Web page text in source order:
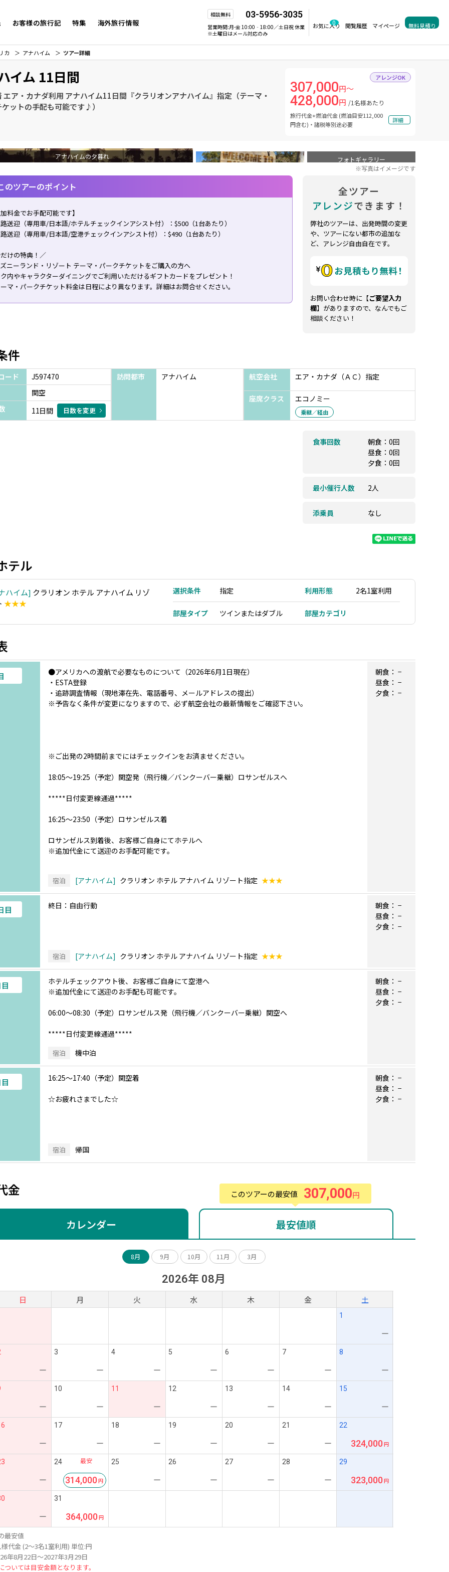
お客様の旅行記 特集 海外旅行情報
相談無料 03-5956-3035
営業時間:月-金 10:00‐18:00／土日祝 休業
※土曜日はメール対応のみ
お気に入り
0 閲覧履歴 マイページ 無料見積り
カ アナハイム ツアー詳細
イム 11日間
エア・カナダ利用 アナハイム11日間『クラリオンアナハイム』指定（テーマ・
ットの手配も可能です♪）
アレンジOK
307,000円～
428,000円 /1名様あたり
旅行代金+燃油代金 (燃油目安112,000
円含む)・諸税等別途必要
詳細
アナハイムの夕暮れ
フォトギャラリー
※写真はイメージです
のツアーのポイント
料金でお手配可能です】
送迎（専用車/日本語/ホテルチェックインアシスト付）：$500（1台あたり）
送迎（専用車/日本語/空港チェックインアシスト付）：$490（1台あたり）
けの特典！／
ニーランド・リゾート テーマ・パークチケットをご購入の方へ
内やキャラクターダイニングでご利用いただけるギフトカードをプレゼント！
マ・パークチケット料金は日程により異なります。詳細はお問合せください。
全ツアー
アレンジできます！
弊社のツアーは、出発時間の変更
や、ツアーにない都市の追加な
ど、アレンジ自由自在です。
お問い合わせ時に【ご要望入力
欄】がありますので、なんでもご
相談ください！
件
ード
J597470
関空
11日間 日数を変更
訪問都市 アナハイム 航空会社 エア・カナダ（ＡＣ）指定
座席クラス エコノミー
乗継／経由
食事回数
朝食：0回
昼食：0回
夕食：0回
最小催行人数 2人
添乗員 なし
テル
ハイム クラリオン ホテル アナハイム リゾ
★★★
選択条件 指定 利用形態 2名1室利用
部屋タイプ ツインまたはダブル 部屋カテゴリ
●アメリカへの渡航で必要なものについて（2026年6月1日現在）
・ESTA登録
・追跡調査情報（現地滞在先、電話番号、メールアドレスの提出）
※予告なく条件が変更になりますので、必ず航空会社の最新情報をご確認下さい。
※ご出発の2時間前までにはチェックインをお済ませください。
18:05～19:25（予定）関空発（飛行機／バンクーバー乗継）ロサンゼルスへ
*****日付変更線通過*****
16:25～23:50（予定）ロサンゼルス着
ロサンゼルス到着後、お客様ご自身にてホテルへ
※追加代金にて送迎のお手配可能です。
宿泊 アナハイム クラリオン ホテル アナハイム リゾート指定 ★★★
朝食： −
昼食： −
夕食： −
目 終日：自由行動
宿泊 アナハイム クラリオン ホテル アナハイム リゾート指定 ★★★
朝食： −
昼食： −
夕食： −
ホテルチェックアウト後、お客様ご自身にて空港へ
※追加代金にて送迎のお手配も可能です。
06:00～08:30（予定）ロサンゼルス発（飛行機／バンクーバー乗継）関空へ
*****日付変更線通過*****
宿泊 機中泊
朝食： −
昼食： −
夕食： −
16:25～17:40（予定）関空着
☆お疲れさまでした☆
宿泊 帰国
朝食： −
昼食： −
夕食： −
金 このツアーの最安値 307,000円
カレンダー 最安値順
8月 9月 10月 11月 3月
2026年 08月
日 月 火 水 木 金 土
1
ー
ー
3
ー
4
ー
5
ー
6
ー
7
ー
8
ー
ー
10
ー
11
ー
12
ー
13
ー
14
ー
15
ー
ー
17
ー
18
ー
19
ー
20
ー
21
ー
22
324,000
ー
24 最安
314,000
25
ー
26
ー
27
ー
28
ー
29
323,000
ー
31
364,000
最安値
代金 (2～3名1室利用) 単位:円
年8月22日～2027年3月29日
ついては目安金額となります。